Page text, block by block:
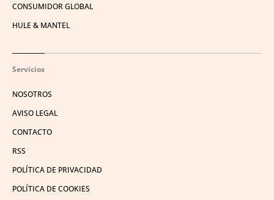
CONSUMIDOR GLOBAL
HULE & MANTEL
Servicios
NOSOTROS
AVISO LEGAL
CONTACTO
RSS
POLÍTICA DE PRIVACIDAD
POLÍTICA DE COOKIES